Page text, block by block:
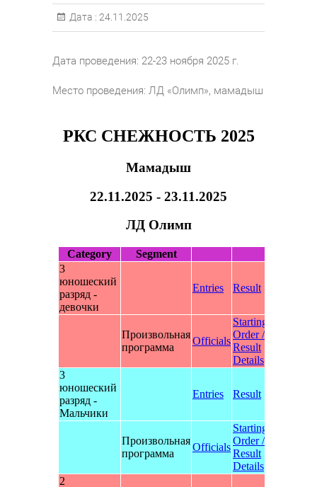
Дата : 24.11.2025
Дата проведения: 22-23 ноября 2025 г.
Место проведения: ЛД «Олимп», мамадыш